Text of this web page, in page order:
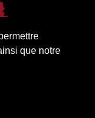
que notre